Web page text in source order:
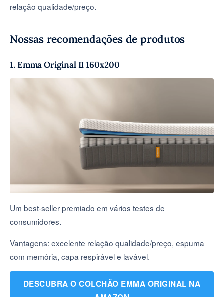
relação qualidade/preço.
Nossas recomendações de produtos
1. Emma Original II 160x200
Um best-seller premiado em vários testes de
consumidores.
Vantagens: excelente relação qualidade/preço, espuma
com memória, capa respirável e lavável.
DESCUBRA O COLCHÃO EMMA ORIGINAL NA